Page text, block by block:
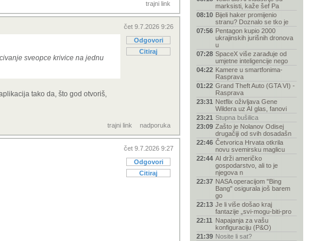
trajni link
čet 9.7.2026 9:26
Odgovori
Citiraj
sveopce krivice na jednu
tako da, što god otvoriš,
trajni link nadporuka
čet 9.7.2026 9:27
Odgovori
Citiraj
marksisti, kaže šef Pa
08:10 Bijeli haker promijenio
stranu? Doznalo se tko je
07:56 Pentagon kupio 2000
ukrajinskih jurišnih dronova
u
07:28 SpaceX više zarađuje od
umjetne inteligencije nego
04:22 Kamere u smartfonima-
Rasprava
01:22 Grand Theft Auto (GTA VI) -
Rasprava
23:31 Netflix oživljava Gene
Wildera uz AI glas, fanovi
23:21 Stupna bušilica
23:09 Zašto je Nolanov Odisej
drugačiji od svih dosadašn
22:46 Četvorica Hrvata otkrila
novu svemirsku maglicu
22:44 AI drži američko
gospodarstvo, ali to je
njegova n
22:37 NASA operacijom "Bing
Bang" osigurala još barem
go
22:13 Je li više došao kraj
fantazije „svi-mogu-biti-pro
22:11 Napajanja za vašu
konfiguraciju (P&O)
21:39 Nosite li sat?